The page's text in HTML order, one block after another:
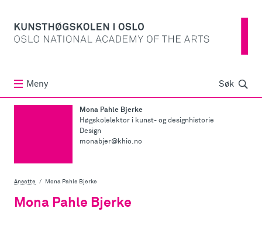
Meny Søk Søk
Mona Pahle Bjerke
Høgskolelektor i kunst- og designhistorie
Design
monabjer@khio.no
Ansatte Mona Pahle Bjerke
Mona Pahle Bjerke